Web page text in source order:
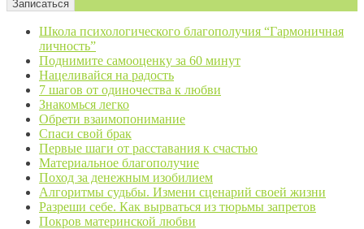
Школа психологического благополучия “Гармоничная
личность”
Поднимите самооценку за 60 минут
Нацеливайся на радость
7 шагов от одиночества к любви
Знакомься легко
Обрети взаимопонимание
Спаси свой брак
Первые шаги от расставания к счастью
Материальное благополучие
Поход за денежным изобилием
Алгоритмы судьбы. Измени сценарий своей жизни
Разреши себе. Как вырваться из тюрьмы запретов
Покров материнской любви